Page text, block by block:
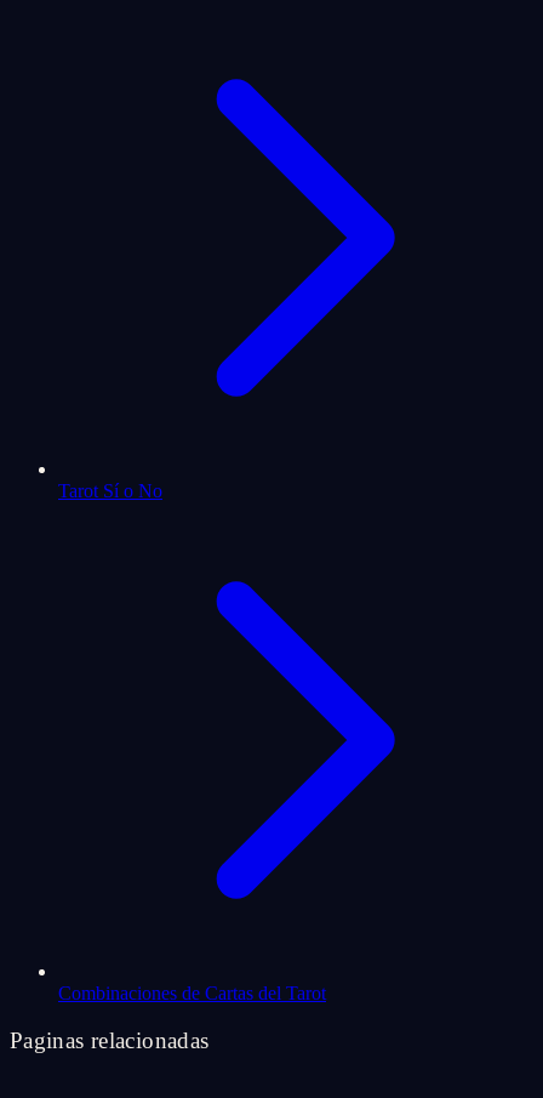
Tarot Sí o No
Combinaciones de Cartas del Tarot
Paginas relacionadas